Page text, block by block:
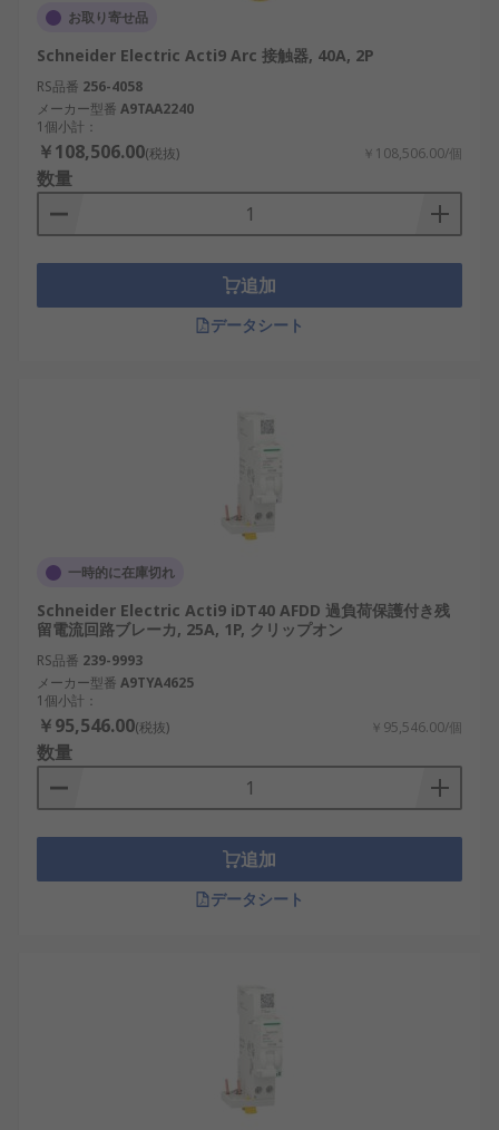
お取り寄せ品
Schneider Electric Acti9 Arc 接触器, 40A, 2P
RS品番 256-4058
メーカー型番 A9TAA2240
1個小計：
￥108,506.00(税抜) ￥108,506.00/個
数量
追加
データシート
一時的に在庫切れ
Schneider Electric Acti9 iDT40 AFDD 過負荷保護付き残
留電流回路ブレーカ, 25A, 1P, クリップオン
RS品番 239-9993
メーカー型番 A9TYA4625
1個小計：
￥95,546.00(税抜) ￥95,546.00/個
数量
追加
データシート